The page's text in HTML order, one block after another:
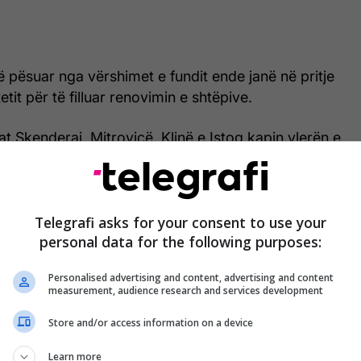
pësuar nga vërshimet e fundit ende janë në pritje
për të filluar renovimin e shtëpive.
Skenderaj, Mitrovicë, Klinë e Istog kapin vlerën e
eurove.
krijuar komisione për të vlerësuar dëmet e
thotë ende nuk posedon të dhënat zyrtare për
nga përmbytjet e fundit në disa komuna.
Nuk ka filluar ende
Telegrafi asks for your consent to use your
personal data for the following purposes:
Personalised advertising and content, advertising and content
measurement, audience research and services development
Store and/or access information on a device
Learn more